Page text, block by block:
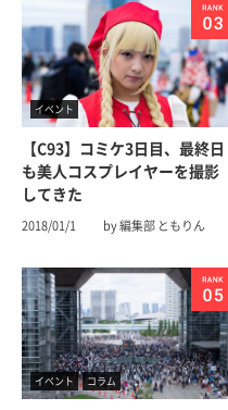
イベント
【C93】コミケ3日目、最終日
も美人コスプレイヤーを撮影
してきた
2018/01/1 by 編集部 ともりん
イベント コラム